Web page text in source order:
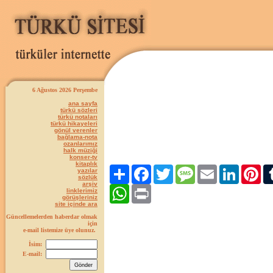
6 Ağustos 2026 Perşembe
ana sayfa
türkü sözleri
türkü notaları
türkü hikayeleri
gönül verenler
bağlama-nota
ozanlarımız
halk müziği
konser-tv
kitaplık
yazılar
sözlük
arşiv
linklerimiz
görüşleriniz
site içinde ara
Güncellemelerden haberdar olmak
için
e-mail listemize üye olunuz.
İsim:
E-mail:
Paylaş FacebookTwitter Message Email LinkedIn
WhatsApp